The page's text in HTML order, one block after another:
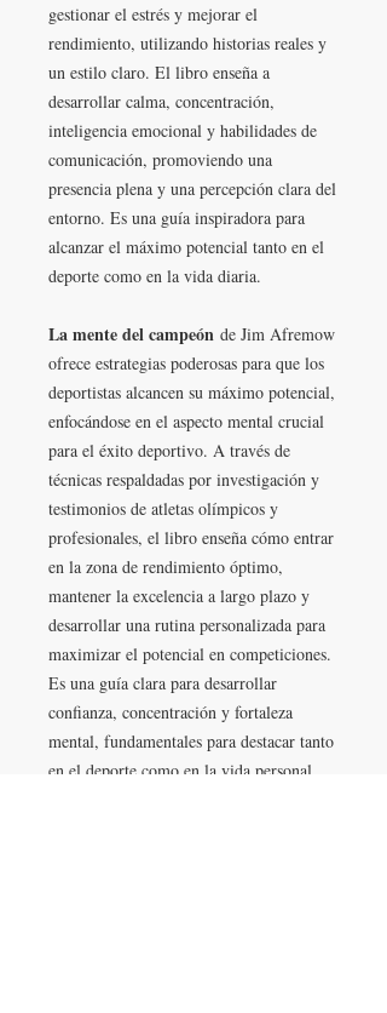
gestionar el estrés y mejorar el
rendimiento, utilizando historias reales y
un estilo claro. El libro enseña a
desarrollar calma, concentración,
inteligencia emocional y habilidades de
comunicación, promoviendo una
presencia plena y una percepción clara del
entorno. Es una guía inspiradora para
alcanzar el máximo potencial tanto en el
deporte como en la vida diaria.
La mente del campeón de Jim Afremow
ofrece estrategias poderosas para que los
deportistas alcancen su máximo potencial,
enfocándose en el aspecto mental crucial
para el éxito deportivo. A través de
técnicas respaldadas por investigación y
testimonios de atletas olímpicos y
profesionales, el libro enseña cómo entrar
en la zona de rendimiento óptimo,
mantener la excelencia a largo plazo y
desarrollar una rutina personalizada para
maximizar el potencial en competiciones.
Es una guía clara para desarrollar
confianza, concentración y fortaleza
mental, fundamentales para destacar tanto
en el deporte como en la vida personal.